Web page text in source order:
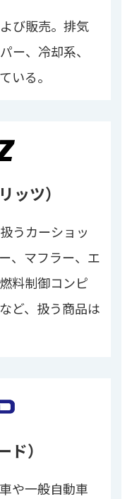
び販売。排気
ー、冷却系、
いる。
ッツ）
うカーショッ
、マフラー、エ
料制御コンピ
ど、扱う商品は
）
や一般自動車